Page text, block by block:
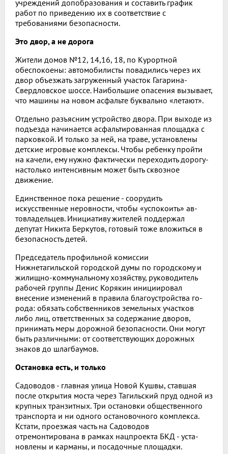
учреждений допобразования и составить график
работ по при­ведению их в соответствие с
требованиями безопасности.
Это двор, а не дорога
Жители домов №12, 14,16, 18, по Курортной
обеспокое­ны: автомобилисты повади­лись через их
двор объезжать загруженный участок Гагари­на-
Свердловское шоссе. Наи­большие опасения вызывает,
что машины на новом асфальте буквально «летают».
Отдельно разъясним устрой­ство двора. При выходе из
подъезда начинается асфаль­тированная площадка с
пар­ковкой. И только за ней, на тра­ве, установлены
детские игро­вые комплексы. Чтобы ребенку пройти
на качели, ему нужно фактически переходить дорогу-
настолько интенсивным может быть сквозное
движение.
Единственное пока решение - соорудить
искусственные не­ровности, чтобы «успокоить» ав­
товладельцев. Инициативу жи­телей поддержал
депутат Ники­та Беркутов, готовый тоже вло­житься в
безопасность детей.
Председатель профильной комиссии
Нижнетагильской го­родской думы по городскому и
жилищно-коммунальному хо­зяйству, руководитель
рабочей группы Денис Корякин иници­ировал
внесение изменений в правила благоустройства го­
рода: обязать собственников земельных участков
либо лиц, ответственных за содержание дворов,
принимать меры до­рожной безопасности. Они мо­гут
быть различными: от соот­ветствующих дорожных
знаков до шлагбаумов.
Остановка есть, и только
Садоводов - главная улица Новой Кушвы, ставшая
после открытия моста через Тагиль­ский пруд одной из
крупных транзитных. Три остановки об­щественного
транспорта и ни одного остановочного комплек­са.
Кстати, проезжая часть на Садоводов
отремонтирована в рамках нацпроекта БКД - уста­
новлены и карманы, и посадоч­ные площадки.